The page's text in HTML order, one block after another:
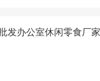
发办公室休闲零食厂